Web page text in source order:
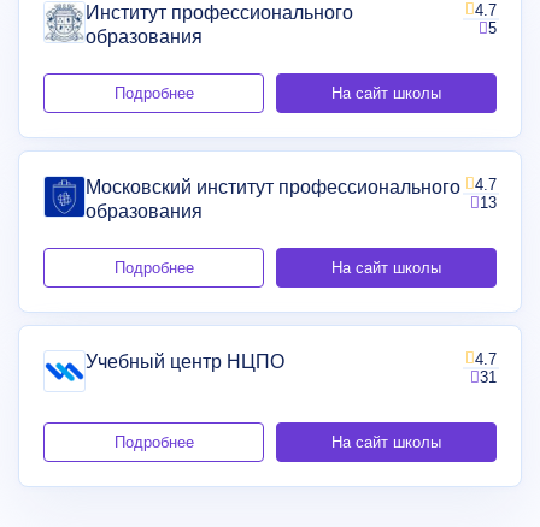
Институт профессионального
образования
4.7
5
Подробнее На сайт школы
Московский институт профессионального
образования
4.7
13
Подробнее На сайт школы
Учебный центр НЦПО
4.7
31
Подробнее На сайт школы